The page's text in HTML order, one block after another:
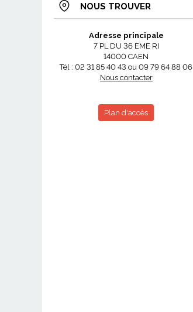
NOUS TROUVER
Adresse principale
7 PL DU 36 EME RI
14000 CAEN
Tél : 02 31 85 40 43 ou 09 79 64 88 06
Nous contacter
Plan d'accès